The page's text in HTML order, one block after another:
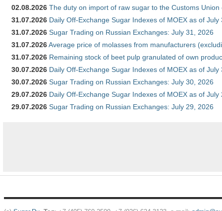
02.08.2026 The duty on import of raw sugar to the Customs
31.07.2026 Daily Off-Exchange Sugar Indexes of MOEX as of July
31.07.2026 Sugar Trading on Russian Exchanges: July 31, 2026
31.07.2026Average price of molasses from manufacturers
31.07.2026 Remaining stock of beet pulp granulated of own
30.07.2026 Daily Off-Exchange Sugar Indexes of MOEX as of July
30.07.2026 Sugar Trading on Russian Exchanges: July 30, 2026
29.07.2026 Daily Off-Exchange Sugar Indexes of MOEX as of July
29.07.2026 Sugar Trading on Russian Exchanges: July 29, 2026